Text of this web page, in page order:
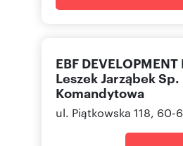
EBF
Leszek Jarząbek Sp.
Komandytowa
ul. Piątkowska 118, 60-